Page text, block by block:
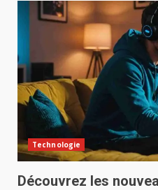
Technologie
Découvrez les